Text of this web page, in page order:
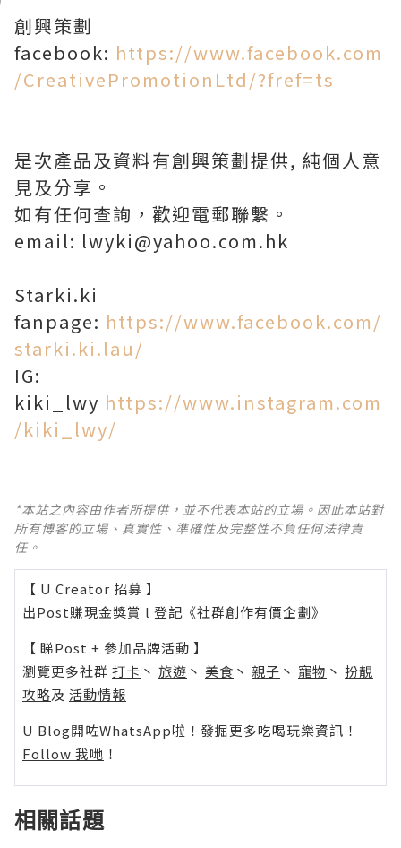
創興策劃
facebook: https://www.facebook.com
/CreativePromotionLtd/?fref=ts
是次產品及資料有創興策劃提供, 純個人意
見及分享。
如有任何查詢，歡迎電郵聯繫。
email: lwyki@yahoo.com.hk
Starki.ki
fanpage: https://www.facebook.com/
starki.ki.lau/
IG:
kiki_lwy https://www.instagram.com
/kiki_lwy/
*本站之內容由作者所提供，並不代表本站的立場。因此本站對
所有博客的立場、真實性、準確性及完整性不負任何法律責
任。
【 U Creator 招募 】
出Post賺現金獎賞 l 登記《社群創作有價企劃》
【 睇Post + 參加品牌活動 】
瀏覽更多社群 打卡 丶 旅遊 丶 美食 丶 親子 丶 寵物 丶 扮靚
攻略及 活動情報
U Blog開咗WhatsApp啦！發掘更多吃喝玩樂資訊！
Follow 我哋 ！
相關話題